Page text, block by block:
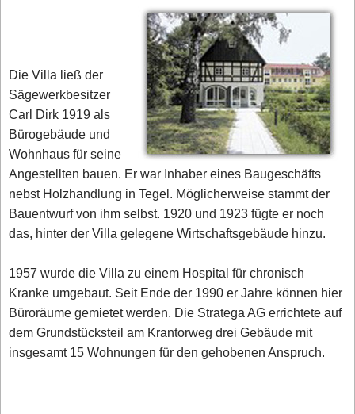
Die Villa ließ der
Sägewerkbesitzer
Carl Dirk 1919 als
Bürogebäude und
Wohnhaus für seine
Angestellten bauen. Er war Inhaber eines Baugeschäfts
nebst Holzhandlung in Tegel. Möglicherweise stammt der
Bauentwurf von ihm selbst. 1920 und 1923 fügte er noch
das, hinter der Villa gelegene Wirtschaftsgebäude hinzu.
1957 wurde die Villa zu einem Hospital für chronisch
Kranke umgebaut. Seit Ende der 1990 er Jahre können hier
Büroräume gemietet werden. Die Stratega AG errichtete auf
dem Grundstücksteil am Krantorweg drei Gebäude mit
insgesamt 15 Wohnungen für den gehobenen Anspruch.